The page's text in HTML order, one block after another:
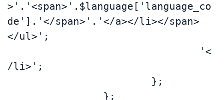
>'.'<span>'.$language['language_co
de'].'</span>'.'</a></li></span>
</ul>';
/li>';